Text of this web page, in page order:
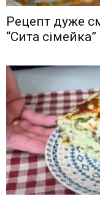
Рецепт дуже
“Сита сімейка”